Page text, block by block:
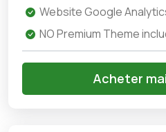
Website Google
NO Premium Theme
Acheter